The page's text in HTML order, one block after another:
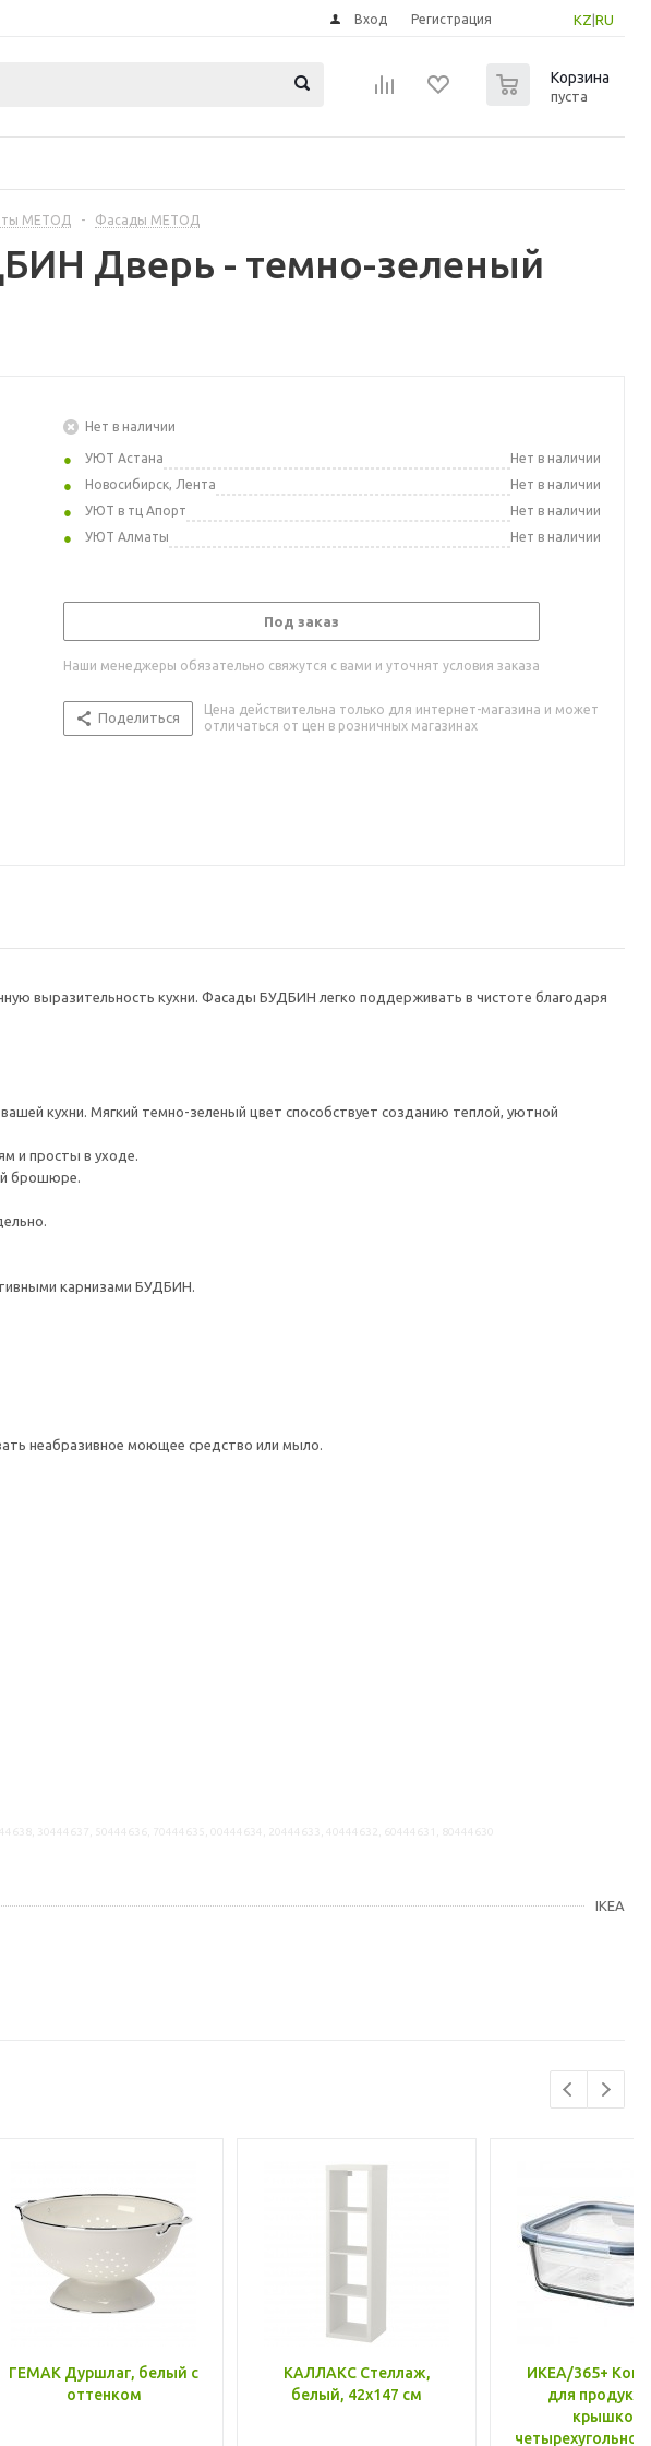
KZ RU
Вход Регистрация
Корзина
пуста
МЕТОД - Фасады МЕТОД
Дверь - темно-зеленый
Нет в наличии
УЮТ Астана
Нет в наличии
Новосибирск, Лента
Нет в наличии
УЮТ в тц Апорт
Нет в наличии
УЮТ Алматы
Нет в наличии
Под заказ
Наши менеджеры обязательно свяжутся с вами и уточнят условия заказа
Поделиться
Цена действительна только для интернет-магазина и может
отличаться от цен в розничных магазинах
выразительность кухни. Фасады БУДБИН легко поддерживать в чистоте благодаря
кухни. Мягкий темно-зеленый цвет способствует созданию теплой, уютной
и просты в уходе.
брошюре.
карнизами БУДБИН.
неабразивное моющее средство или мыло.
IKEA
ГЕМАК Дуршлаг, белый с
оттенком
КАЛЛАКС Стеллаж,
белый, 42x147 см
ИКЕА/365+
для
крышкой,